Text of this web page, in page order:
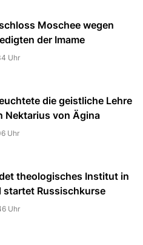
Moschee wegen
der Imame
Uhr
die geistliche Lehre
Nektarius von Ägina
Uhr
theologisches Institut in
startet Russischkurse
Uhr